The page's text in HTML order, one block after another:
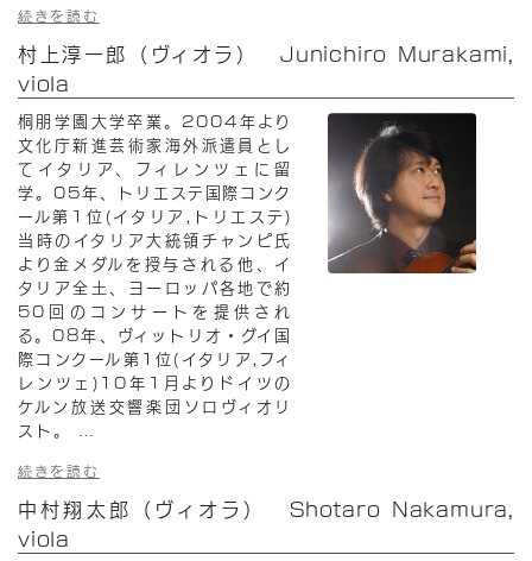
続きを読む
村上淳一郎（ヴィオラ） Junichiro Murakami,
viola
桐朋学園大学卒業。2004年より
文化庁新進芸術家海外派遣員とし
てイタリア、フィレンツェに留
学。05年、トリエステ国際コンク
ール第1位(イタリア,トリエステ)
当時のイタリア大統領チャンピ氏
より金メダルを授与される他、イ
タリア全土、ヨーロッパ各地で約
50回のコンサートを提供され
る。08年、ヴィットリオ・グイ国
際コンクール第1位(イタリア,フィ
レンツェ)10年1月よりドイツの
ケルン放送交響楽団ソロヴィオリ
スト。
続きを読む
中村翔太郎（ヴィオラ） Shotaro Nakamura,
viola